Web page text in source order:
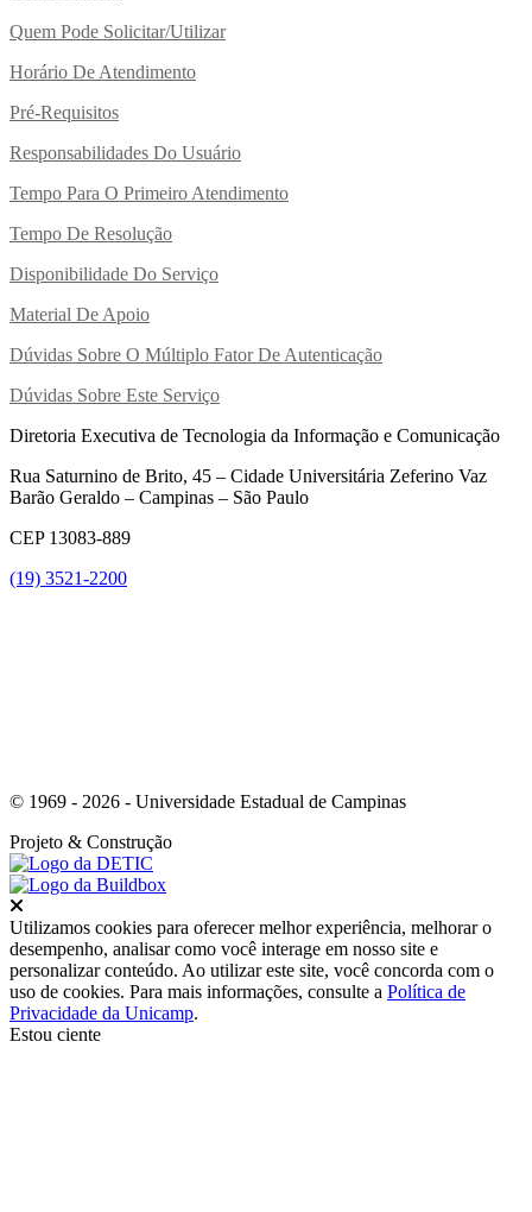
Quem Pode Solicitar/utilizar
Horário De Atendimento
Pré-Requisitos
Responsabilidades Do Usuário
Tempo Para O Primeiro Atendimento
Tempo De Resolução
Disponibilidade Do Serviço
Material De Apoio
Dúvidas Sobre O Múltiplo Fator De Autenticação
Dúvidas Sobre Este Serviço
Diretoria Executiva de Tecnologia da Informação e Comunicação
Rua Saturnino de Brito, 45 – Cidade Universitária Zeferino Vaz
Barão Geraldo – Campinas – São Paulo
CEP 13083-889
(19) 3521-2200
© 1969 - 2026 - Universidade Estadual de Campinas
Projeto & Construção
Utilizamos cookies para oferecer melhor experiência, melhorar o
desempenho, analisar como você interage em nosso site e
personalizar conteúdo. Ao utilizar este site, você concorda com o
uso de cookies. Para mais informações, consulte a Política de
Privacidade da Unicamp.
Estou ciente